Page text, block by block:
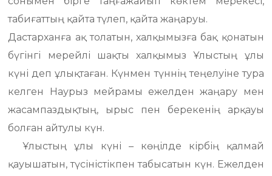
табиғаттың қайта түлеп, қайта жаңаруы.
Дастарханға ақ толатын, халқымызға бақ қонатын
бүгінгі мерейлі шақты халқымыз Ұлыстың ұлы
күні деп ұлықтаған. Күнмен түннің теңелуіне тура
келген Наурыз мейрамы ежелден жаңару мен
жасампаздықтың, ырыс пен берекенің арқауы
болған айтулы күн.
Ұлыстың ұлы күні – көңілде кірбің қалмай
қауышатын, түсіністікпен табысатын күн. Ежелден